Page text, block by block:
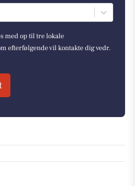
med op til tre lokale
efterfølgende vil kontakte dig vedr.